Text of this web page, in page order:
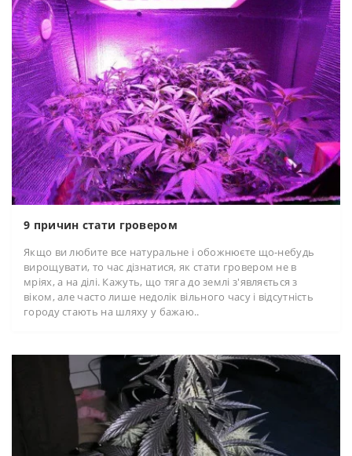
9 причин стати гровером
Якщо ви любите все натуральне і обожнюєте що-небудь
вирощувати, то час дізнатися, як стати гровером не в
мріях, а на ділі. Кажуть, що тяга до землі з'являється з
віком, але часто лише недолік вільного часу і відсутність
городу стають на шляху у бажаю..